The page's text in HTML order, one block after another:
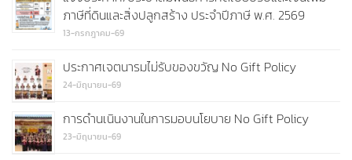
ภาษีที่ดินและสิ่งปลูกสร้าง ประจำปีภาษี พ.ศ. 2569
13-กรกฎาคม-69
ประกาศเจตนารมไม่รับของขวัญ No Gift Policy
24-มิถุนายน-69
การดำนเนินงานในการมอบนโยบาย No Gift Policy
23-มิถุนายน-69